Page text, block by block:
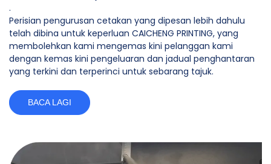
.
Perisian pengurusan cetakan yang dipesan lebih dahulu
telah dibina untuk keperluan CAICHENG PRINTING, yang
membolehkan kami mengemas kini pelanggan kami
dengan kemas kini pengeluaran dan jadual penghantaran
yang terkini dan terperinci untuk sebarang tajuk.
BACA LAGI